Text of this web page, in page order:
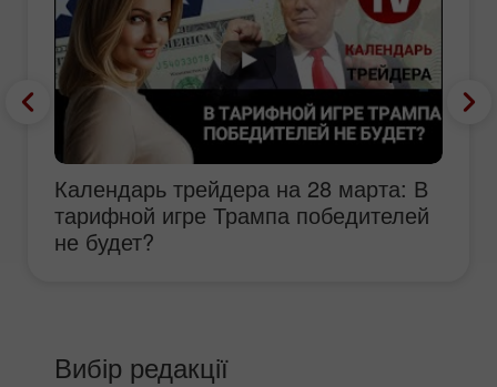
Календарь трейдера на 28 марта: В
тарифной игре Трампа победителей
не будет?
Вибір редакції